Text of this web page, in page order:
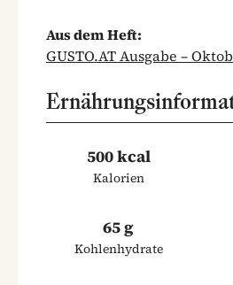
Aus dem Heft:
GUSTO.AT Ausgabe –
500 kcal
Kalorien
65 g
Kohlenhydrate